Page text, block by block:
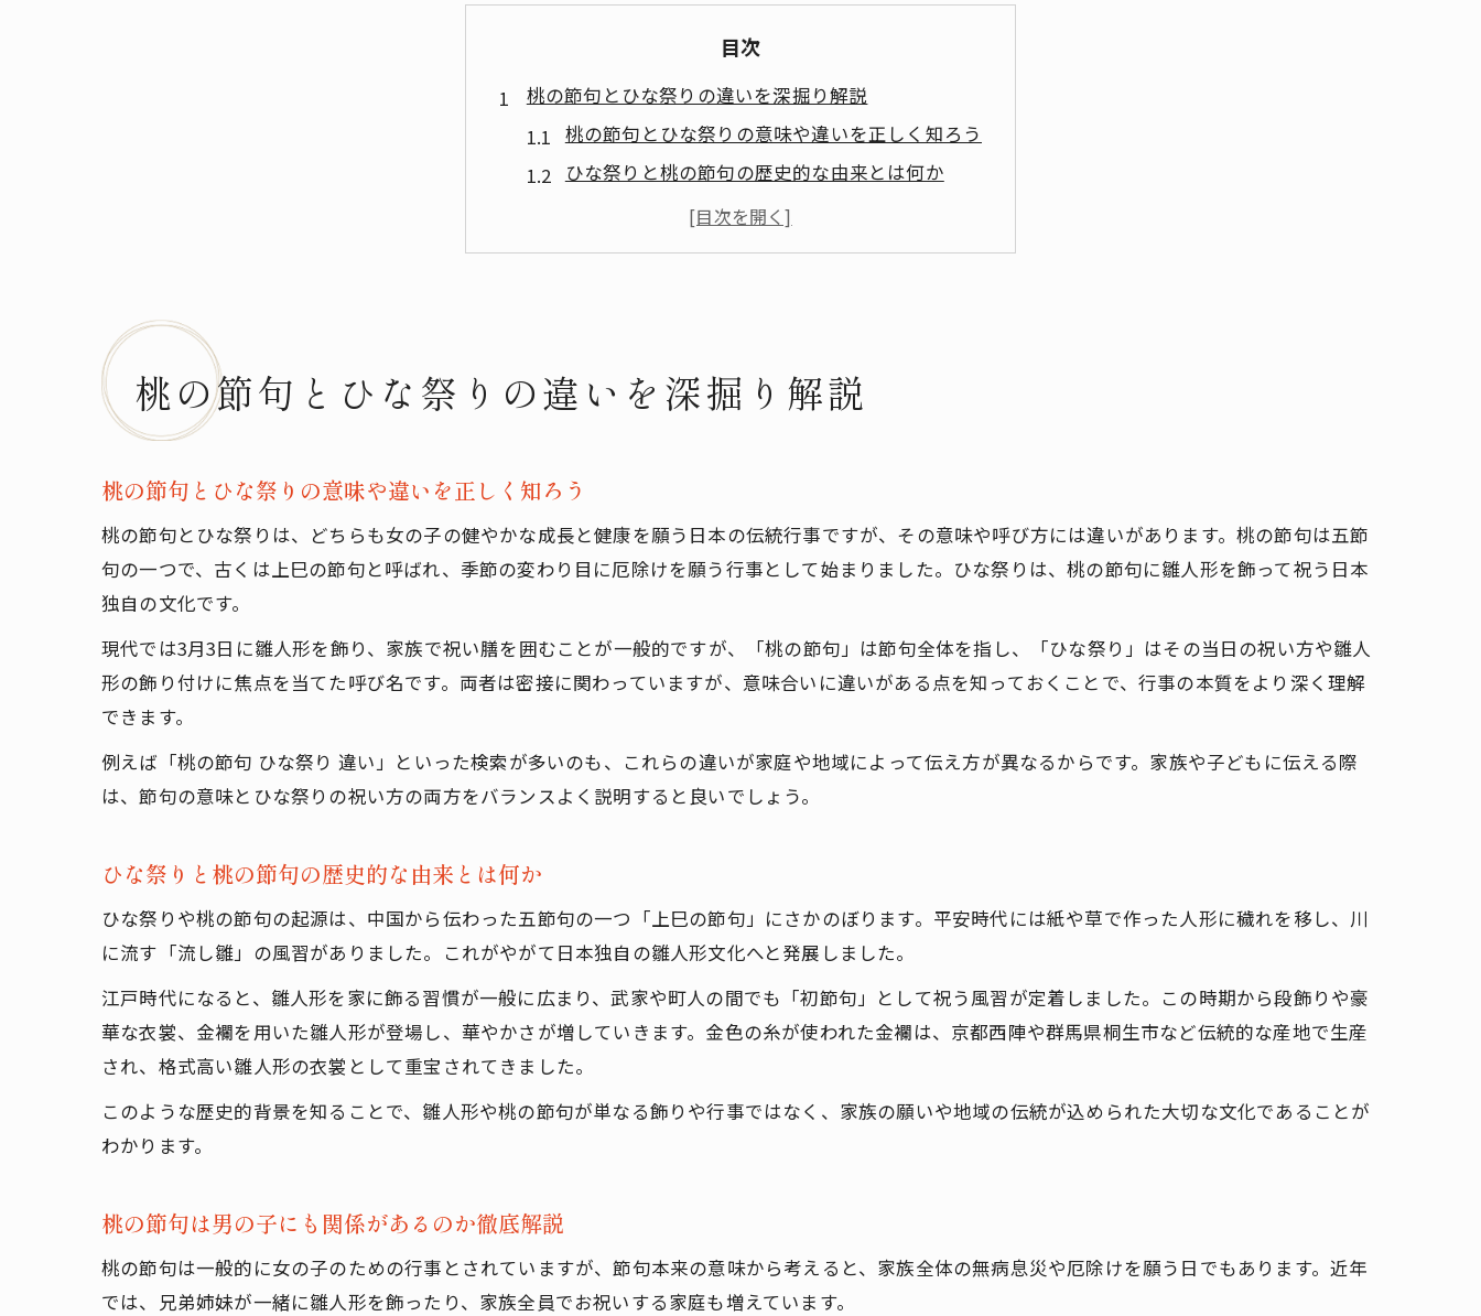
目次
桃の節句とひな祭りの違いを深掘り解説
桃の節句とひな祭りの意味や違いを正しく知ろう
ひな祭りと桃の節句の歴史的な由来とは何か
桃の節句は男の子にも関係があるのか徹底解説
桃の節句の食べ物や飾り方の特徴を紹介
桃の節句にふさわしい金襴の美しさと伝統
桃の節句とひな祭り衣裳の違いと金襴の役割
雛人形衣裳に金襴が選ばれる理由とは
現代に伝わる桃の節句の由来と祝い方
ひな祭りに欠かせない行事や祝い方のポイント
桃の節句の飾りや食べ物に込められた願い
現代家庭に合う桃の節句の楽しみ方とは
裂地がもつ意味や雛人形飾りの背景
裂地が雛人形飾りにもたらす美しさと格式
金襴など裂地が伝える桃の節句の奥深さ
ひな祭り衣裳の裂地が持つ歴史と由来
ひな祭りで感じる伝統と家族の祈り
ひな祭りと桃の節句に込められる家族の願い
雛人形や裂地が伝える伝統と祈りの形
桃の節句の飾り方と選び方のコツ
桃の節句やひな祭りの飾り方の基本を解説
桃の節句とひな祭りの違いを深掘り解説
桃の節句とひな祭りの意味や違いを正しく知ろう
桃の節句とひな祭りは、どちらも女の子の健やかな成長と健康を願う日本の伝統行事ですが、その意味や呼び方には違いがあります。桃の節句は五節
句の一つで、古くは上巳の節句と呼ばれ、季節の変わり目に厄除けを願う行事として始まりました。ひな祭りは、桃の節句に雛人形を飾って祝う日本
独自の文化です。
現代では3月3日に雛人形を飾り、家族で祝い膳を囲むことが一般的ですが、「桃の節句」は節句全体を指し、「ひな祭り」はその当日の祝い方や雛人
形の飾り付けに焦点を当てた呼び名です。両者は密接に関わっていますが、意味合いに違いがある点を知っておくことで、行事の本質をより深く理解
できます。
例えば「桃の節句 ひな祭り 違い」といった検索が多いのも、これらの違いが家庭や地域によって伝え方が異なるからです。家族や子どもに伝える際
は、節句の意味とひな祭りの祝い方の両方をバランスよく説明すると良いでしょう。
ひな祭りと桃の節句の歴史的な由来とは何か
ひな祭りや桃の節句の起源は、中国から伝わった五節句の一つ「上巳の節句」にさかのぼります。平安時代には紙や草で作った人形に穢れを移し、川
に流す「流し雛」の風習がありました。これがやがて日本独自の雛人形文化へと発展しました。
江戸時代になると、雛人形を家に飾る習慣が一般に広まり、武家や町人の間でも「初節句」として祝う風習が定着しました。この時期から段飾りや豪
華な衣裳、金襴を用いた雛人形が登場し、華やかさが増していきます。金色の糸が使われた金襴は、京都西陣や群馬県桐生市など伝統的な産地で生産
され、格式高い雛人形の衣裳として重宝されてきました。
このような歴史的背景を知ることで、雛人形や桃の節句が単なる飾りや行事ではなく、家族の願いや地域の伝統が込められた大切な文化であることが
わかります。
桃の節句は男の子にも関係があるのか徹底解説
桃の節句は一般的に女の子のための行事とされていますが、節句本来の意味から考えると、家族全体の無病息災や厄除けを願う日でもあります。近年
では、兄弟姉妹が一緒に雛人形を飾ったり、家族全員でお祝いする家庭も増えています。